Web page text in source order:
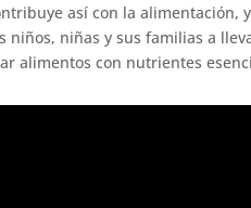
así con la alimentación,
niños, niñas y sus familias a
alimentos con nutrientes